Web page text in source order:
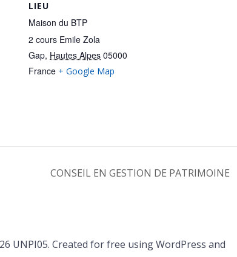
LIEU
Maison du BTP
2 cours Emile Zola
Gap, Hautes Alpes 05000
France + Google Map
CONSEIL EN GESTION DE PATRIMOINE
UNPI05. Created for free using WordPress and